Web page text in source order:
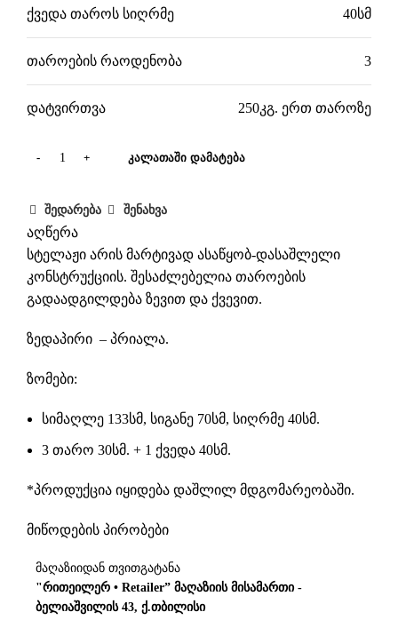
ქვედა თაროს სიღრმე 40სმ
თაროების რაოდენობა 3
დატვირთვა 250კგ. ერთ თაროზე
ᲙᲐᲚᲐᲗᲐᲨᲘ ᲓᲐᲛᲐᲢᲔᲑᲐ
შედარება შენახვა
აღწერა
სტელაჟი არის მარტივად ასაწყობ-დასაშლელი
კონსტრუქციის. შესაძლებელია თაროების
გადაადგილდება ზევით და ქვევით.
ზედაპირი – პრიალა.
ზომები:
სიმაღლე 133სმ, სიგანე 70სმ, სიღრმე 40სმ.
3 თარო 30სმ. + 1 ქვედა 40სმ.
*პროდუქცია იყიდება დაშლილ მდგომარეობაში.
მიწოდების პირობები
მაღაზიიდან თვითგატანა
"რითეილერ • Retailer” მაღაზიის მისამართი -
ბელიაშვილის 43, ქ.თბილისი